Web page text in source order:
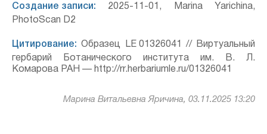
Создание записи: 2025-11-01, Marina Yarichina,
PhotoScan D2
Цитирование: Образец LE 01326041 // Виртуальный
гербарий Ботанического института им. В. Л.
Комарова РАН — http://rr.herbariumle.ru/01326041
Марина Витальевна Яричина, 03.11.2025 13:20